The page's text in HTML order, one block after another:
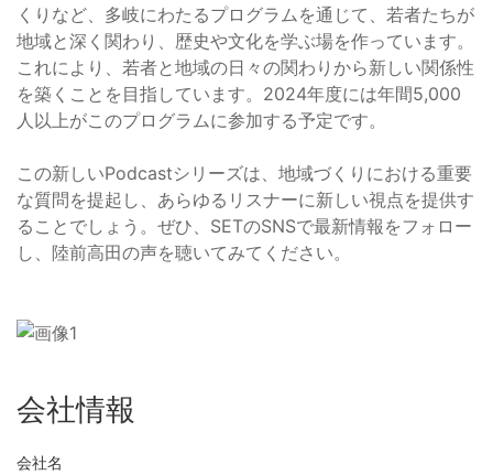
くりなど、多岐にわたるプログラムを通じて、若者たちが
地域と深く関わり、歴史や文化を学ぶ場を作っています。
これにより、若者と地域の日々の関わりから新しい関係性
を築くことを目指しています。2024年度には年間5,000
人以上がこのプログラムに参加する予定です。
この新しいPodcastシリーズは、地域づくりにおける重要
な質問を提起し、あらゆるリスナーに新しい視点を提供す
ることでしょう。ぜひ、SETのSNSで最新情報をフォロー
し、陸前高田の声を聴いてみてください。
会社情報
会社名